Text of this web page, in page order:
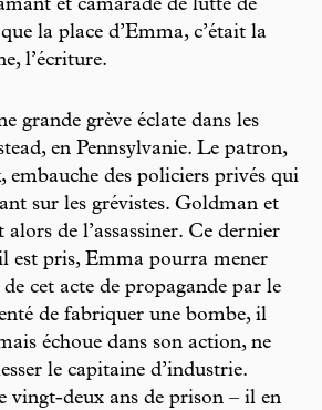
et camarade de lutte de
la place d’Emma, c’était la
l’écriture.
grande grève éclate dans les
en Pennsylvanie. Le patron,
des policiers privés qui
sur les grévistes. Goldman et
de l’assassiner. Ce dernier
est pris, Emma pourra mener
cet acte de propagande par le
de fabriquer une bombe, il
échoue dans son action, ne
le capitaine d’industrie.
vingt-deux ans de prison – il en